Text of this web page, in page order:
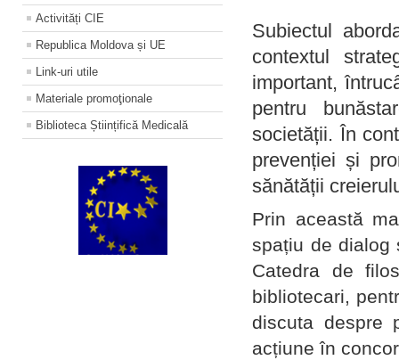
Activități CIE
Republica Moldova și UE
Link-uri utile
Materiale promoţionale
Biblioteca Științifică Medicală
Subiectul
contextul
important,
pentru
societății. În
prevenției și
sănătății
Prin această
spațiu de dialog
Catedra de
bibliotecari,
discuta despre
acțiune în